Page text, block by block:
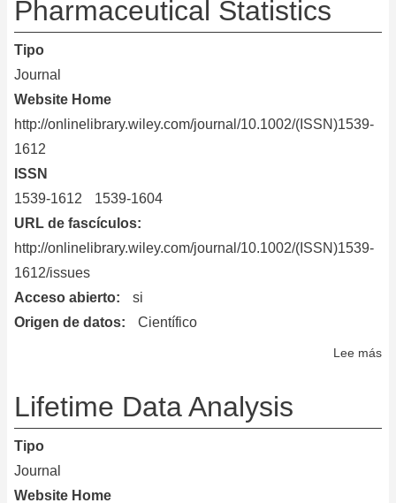
Pharmaceutical Statistics
Tipo
Journal
Website Home
http://onlinelibrary.wiley.com/journal/10.1002/(ISSN)1539-
1612
ISSN
1539-1612
1539-1604
URL de fascículos
http://onlinelibrary.wiley.com/journal/10.1002/(ISSN)1539-
1612/issues
Acceso abierto
si
Origen de datos
Científico
Lee más
Lifetime Data Analysis
Tipo
Journal
Website Home